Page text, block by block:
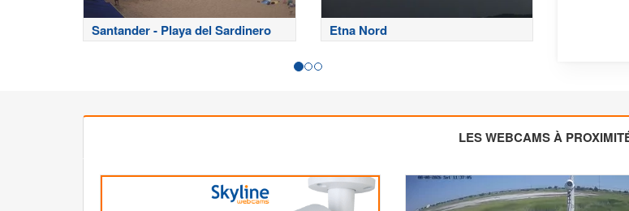
Santander - Playa del Sardinero Etna Nord
LES WEBCAMS À